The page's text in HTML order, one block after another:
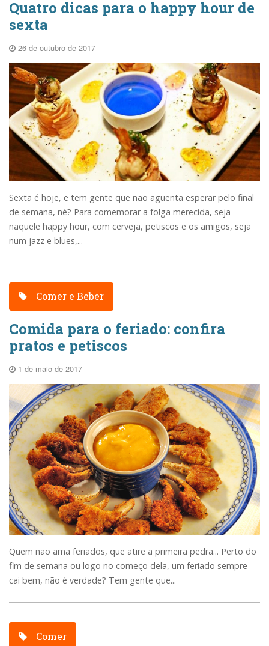
Quatro dicas para o happy hour de
sexta
26 de outubro de 2017
Sexta é hoje, e tem gente que não aguenta esperar pelo final
de semana, né? Para comemorar a folga merecida, seja
naquele happy hour, com cerveja, petiscos e os amigos, seja
num jazz e blues,...
Comer e Beber
Comida para o feriado: confira
pratos e petiscos
1 de maio de 2017
Quem não ama feriados, que atire a primeira pedra... Perto do
fim de semana ou logo no começo dela, um feriado sempre
cai bem, não é verdade? Tem gente que...
Comer